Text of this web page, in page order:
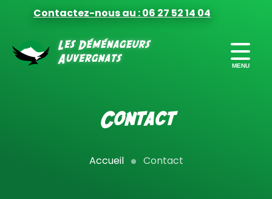
Contactez-nous au : 06 27 52 14 04
DE DÉMÉNAGEMENT
Contact
Accueil Contact